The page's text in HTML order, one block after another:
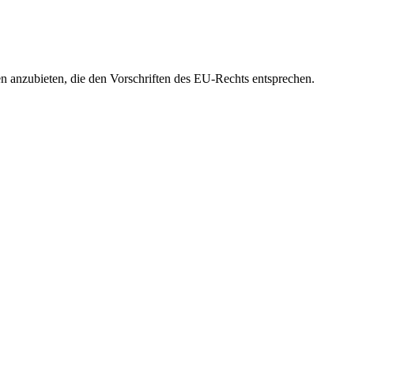
die den Vorschriften des EU-Rechts entsprechen.